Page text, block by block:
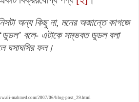
অন্য কিছু না, মনের অজান্তে কাগজে
বলে- এটাকে সম্ভবত ডুডল বলা
ঘসাঘসির ফল।
mahmed.com/2007/06/blog-post_29.html